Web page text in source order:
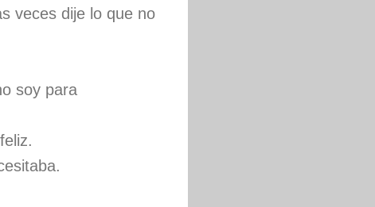
veces dije lo que no
soy para